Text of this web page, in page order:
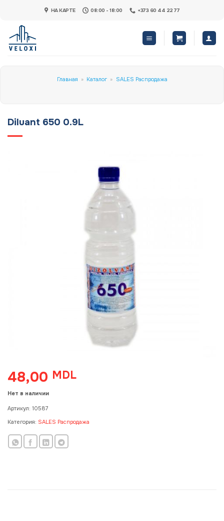
content
НА КАРТЕ 08:00 - 18:00 +373 60 44 22 77
Главная » Каталог » SALES Распродажа
Diluant 650 0.9L
48,00 MDL
Нет в наличии
Артикул: 10587
Категория: SALES Распродажа